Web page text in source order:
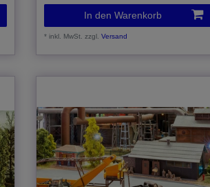
In den Warenkorb
*inkl. MwSt. zzgl.Versand